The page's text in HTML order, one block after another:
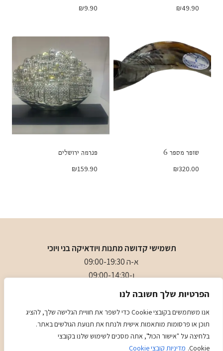
הפרטיות שלך חשובה לנו
אנו משתמשים בקובצי Cookie כדי לשפר את חוויית הגלישה שלך, להציג
תוכן או פרסומות מותאמות אישית ולנתח את תנועת הגולשים באתר.
בלחיצה על "אישור הכול", אתה מסכים לשימוש שלנו בקובצי
Cookie. מדיניות קובצי Cookie
₪49.90
₪9.90
שופר מספר 6
₪320.00
פנרמה ירושלים
₪159.90
תשמישי קדושה מתנות ויודאיקה בני ויוכי
א-ה 09:00-19:30
ו-09:00-14:30
- 0509501282
: כיכר המייסדים 4 ראשון לציון (ליד הבית כנסת הגדול)
מדיניות מדיניות COOKIES